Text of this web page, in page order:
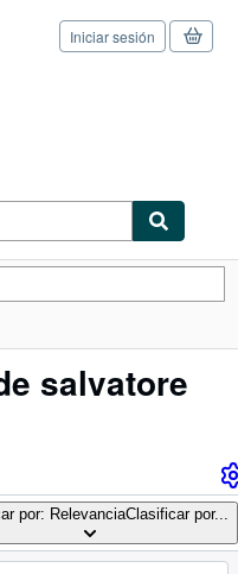
Iniciar sesión
salvatore
por: RelevanciaClasificar por...